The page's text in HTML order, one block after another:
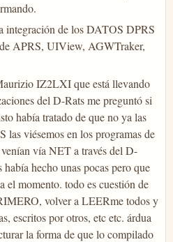
integración de los DATOS DPRS
APRS, UIView, AGWTraker,
IZ2LXI que está llevando
del D-Rats me preguntó si
había tratado de que no ya las
viésemos en los programas de
vía NET a través del D-
hecho unas pocas pero que
el momento. todo es cuestión de
volver a LEERme todos y
escritos por otros, etc etc. árdua
la forma de que lo compilado